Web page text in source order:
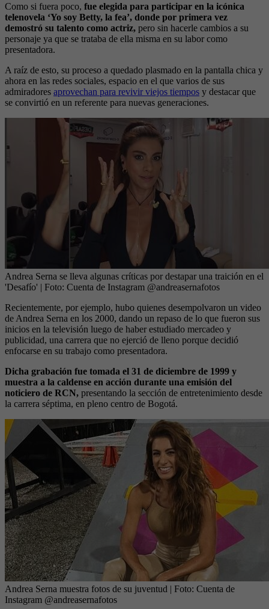
Como si fuera poco, fue elegida para participar en la icónica
telenovela ‘Yo soy Betty, la fea’, donde por primera vez
demostró su talento como actriz, pero sin hacerle cambios a su
personaje ya que se trataba de ella misma en su labor como
presentadora.
A raíz de esto, su proceso a quedado plasmado en la pantalla chica y
ahora en las redes sociales, espacio en el que varios de sus
admiradores aprovechan para revivir viejos tiempos y destacar que
se convirtió en un referente para nuevas generaciones.
Andrea Serna se lleva algunas críticas por destapar una traición en el
'Desafío' | Foto: Cuenta de Instagram @andreasernafotos
Recientemente, por ejemplo, hubo quienes desempolvaron un video
de Andrea Serna en los 2000, dando un repaso de lo que fueron sus
inicios en la televisión luego de haber estudiado mercadeo y
publicidad, una carrera que no ejerció de lleno porque decidió
enfocarse en su trabajo como presentadora.
Dicha grabación fue tomada el 31 de diciembre de 1999 y
muestra a la caldense en acción durante una emisión del
noticiero de RCN, presentando la sección de entretenimiento desde
la carrera séptima, en pleno centro de Bogotá.
Andrea Serna muestra fotos de su juventud | Foto: Cuenta de
Instagram @andreasernafotos